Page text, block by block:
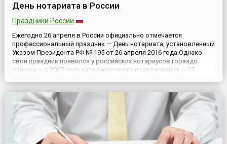
День нотариата в России
Праздники России
Ежегодно 26 апреля в России официально отмечается
профессиональный праздник — День нотариата, установленный
Указом Президента РФ № 195 от 26 апреля 2016 года.Однако
свой праздник появился у российских нотариусов гораздо
раньше — в 2007 году дату ежегодного празднования — 27
субъектов РФ...